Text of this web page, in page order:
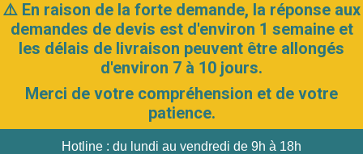
⚠️ En raison de la forte demande, la réponse aux
demandes de devis est d'environ 1 semaine et
les délais de livraison peuvent être allongés
d'environ 7 à 10 jours.
Merci de votre compréhension et de votre
patience.
Hotline : du lundi au vendredi de 9h à 18h